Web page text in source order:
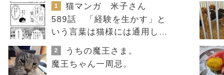
1
猫マンガ 米子さん
589話 「経験を生かす」と
いう言葉は猫様には通用しな
い
2
うちの魔王さま。
魔王ちゃん一周忌。